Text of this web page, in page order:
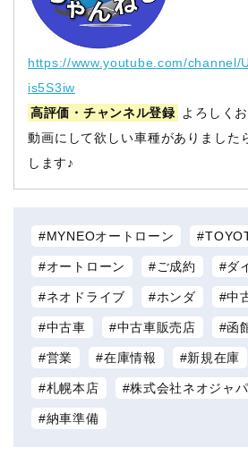
https://www.youtube.com/channel/
is5S3iw
高評価・チャンネル登録
よろしく
動画にして欲しい車種がありました
します♪
MYNEOオートローン
オートローン ご成約 ダ
ネオドライブ ホンダ 中
中古車 中古車販売店 函
営業 在庫情報 新規在庫
札幌本店 株式会社ネオジャ
納車準備